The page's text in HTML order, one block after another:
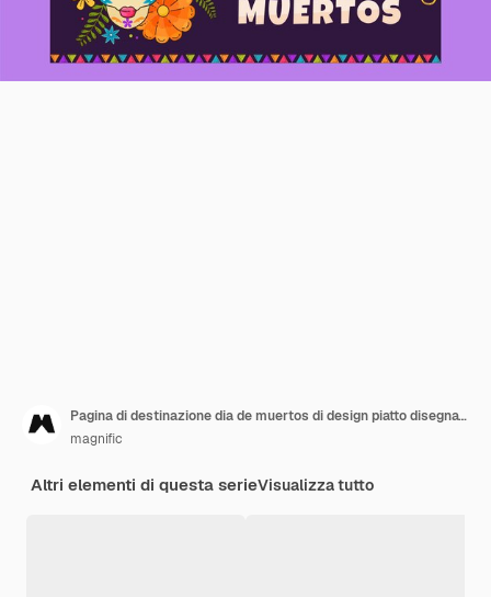
Pagina di destinazione dia de muertos di design piatto disegnato a mano
magnific
Altri elementi di questa serieVisualizza tutto